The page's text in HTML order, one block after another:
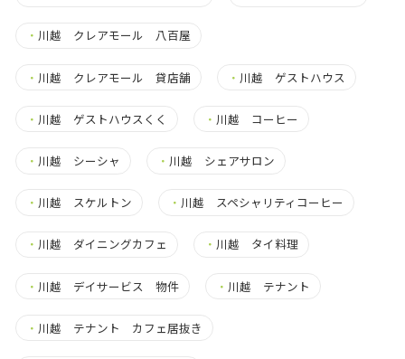
・ 川越 クレアモール 八百屋
・ 川越 クレアモール 貸店舗 ・ 川越 ゲストハウス
・ 川越 ゲストハウスくく ・ 川越 コーヒー
・ 川越 シーシャ ・ 川越 シェアサロン
・ 川越 スケルトン ・ 川越 スペシャリティコーヒー
・ 川越 ダイニングカフェ ・ 川越 タイ料理
・ 川越 デイサービス 物件 ・ 川越 テナント
・ 川越 テナント カフェ居抜き